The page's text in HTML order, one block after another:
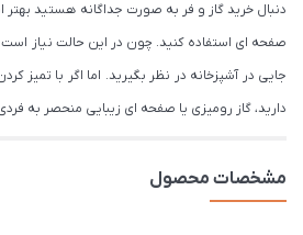
دنبال خرید گاز و فر به صورت جداگانه هستید بهتر
صفحه ای استفاده کنید. چون در این حالت نیاز است
جایی در آشپزخانه در نظر بگیرید. اما اگر با تمیز
دارید، گاز رومیزی یا صفحه ای زیبایی منحصر به
مشخصات محصول